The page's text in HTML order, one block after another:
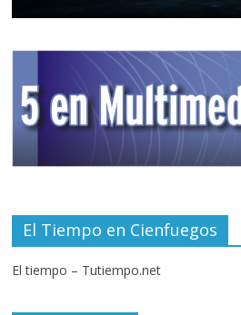
El Tiempo en Cienfuegos
El tiempo – Tutiempo.net